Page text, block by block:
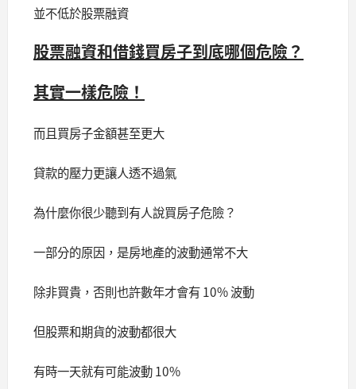
並不低於股票融資
股票融資和借錢買房子到底哪個危險？
其實一樣危險！
而且買房子金額甚至更大
貸款的壓力更讓人透不過氣
為什麼你很少聽到有人說買房子危險？
一部分的原因，是房地產的波動通常不大
除非買貴，否則也許數年才會有 10% 波動
但股票和期貨的波動都很大
有時一天就有可能波動 10%